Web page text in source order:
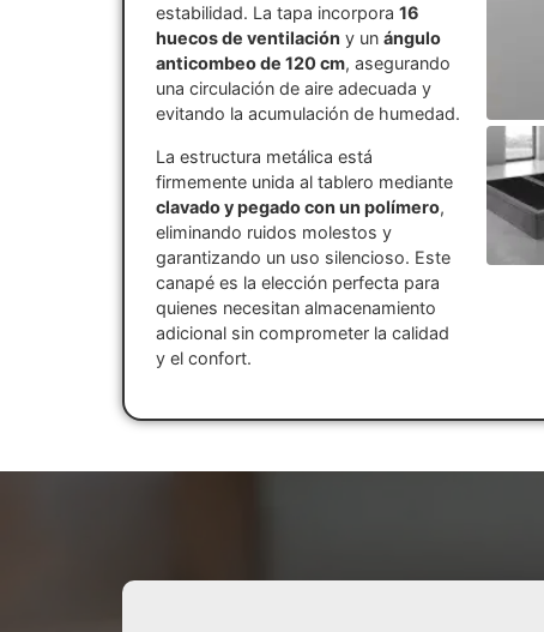
estabilidad. La tapa incorpora 16
huecos de ventilación y un ángulo
anticombeo de 120 cm, asegurando
una circulación de aire adecuada y
evitando la acumulación de humedad.
La estructura metálica está
firmemente unida al tablero mediante
clavado y pegado con un polímero,
eliminando ruidos molestos y
garantizando un uso silencioso. Este
canapé es la elección perfecta para
quienes necesitan almacenamiento
adicional sin comprometer la calidad
y el confort.